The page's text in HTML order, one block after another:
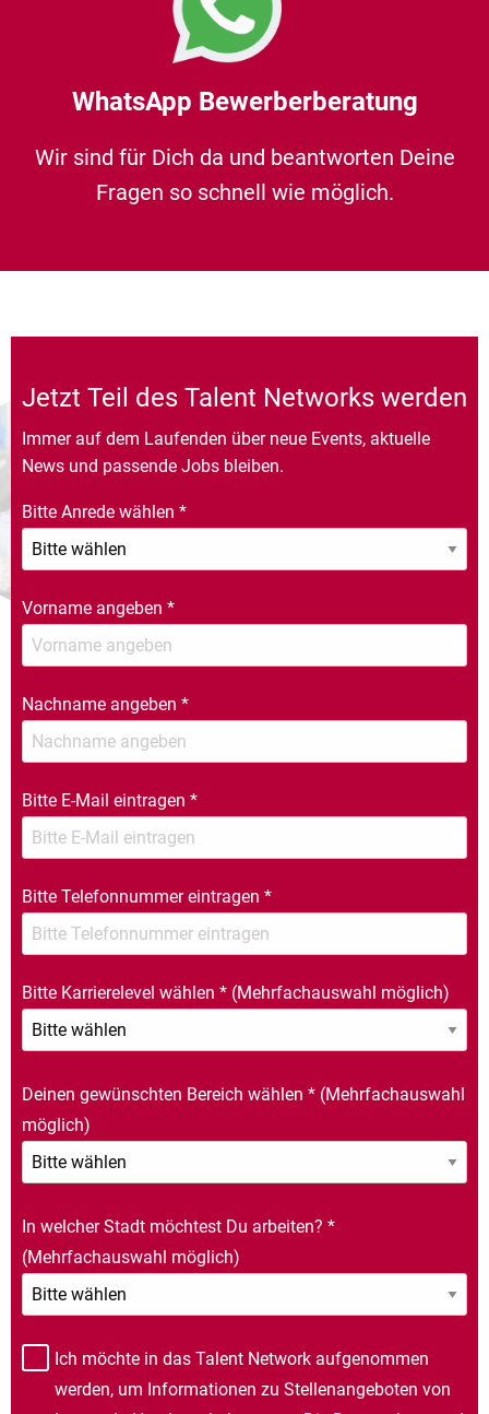
WhatsApp Bewerberberatung
Wir sind für Dich da und beantworten Deine
Fragen so schnell wie möglich.
Jetzt Teil des Talent Networks werden
Immer auf dem Laufenden über neue Events, aktuelle
News und passende Jobs bleiben.
Bitte Anrede wählen *
Vorname angeben *
Nachname angeben *
Bitte E-Mail eintragen *
Bitte Telefonnummer eintragen *
Bitte Karrierelevel wählen * (Mehrfachauswahl möglich)
Deinen gewünschten Bereich wählen * (Mehrfachauswahl
möglich)
In welcher Stadt möchtest Du arbeiten? *
(Mehrfachauswahl möglich)
Ich möchte in das Talent Network aufgenommen
werden, um Informationen zu Stellenangeboten von